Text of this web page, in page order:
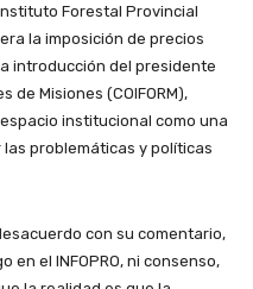
Forestal Provincial
la imposición de precios
introducción del presidente
de Misiones (COIFORM),
institucional como una
problemáticas y políticas
con su comentario,
en el INFOPRO, ni consenso,